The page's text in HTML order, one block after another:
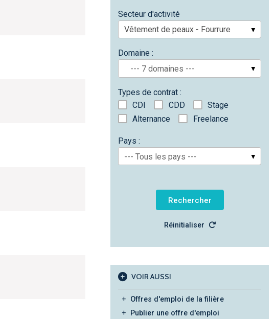
Secteur d'activité
Domaine :
--- 7 domaines ---
Types de contrat :
CDI
CDD
Stage
Alternance
Freelance
Pays :
--- Tous les pays ---
Réinitialiser
VOIR AUSSI
Offres d'emploi de la filière
Publier une offre d'emploi